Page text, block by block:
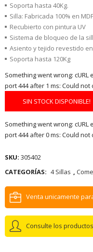
Soporta hasta 40Kg.
Silla: Fabricada 100% en
Recubierto con pintura UV
Sistema de bloqueo de la
Asiento y tejido revestido
Soporta hasta 120Kg
Something went wrong: cURL
port 444 after 1 ms: Could
SIN STOCK DISPONIBLE!
Something went wrong: cURL
port 444 after 0 ms: Could
SKU: 305402
CATEGORÍAS: 4 Sillas ,
Venta unicamente
Consulte los